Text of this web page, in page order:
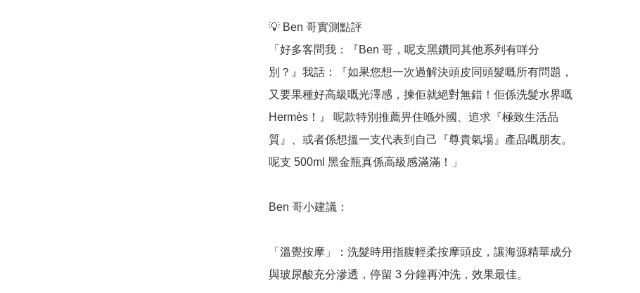
💡 Ben 哥實測點評
「好多客問我：『Ben 哥，呢支黑鑽同其他系列有咩分
別？』我話：『如果您想一次過解決頭皮同頭髮嘅所有問題，
又要果種好高級嘅光澤感，揀佢就絕對無錯！佢係洗髮水界嘅
Hermès！』 呢款特別推薦畀住喺外國、追求『極致生活品
質』、或者係想搵一支代表到自己『尊貴氣場』產品嘅朋友。
呢支 500ml 黑金瓶真係高級感滿滿！」
Ben 哥小建議：
「溫覺按摩」：洗髮時用指腹輕柔按摩頭皮，讓海源精華成分
與玻尿酸充分滲透，停留 3 分鐘再沖洗，效果最佳。